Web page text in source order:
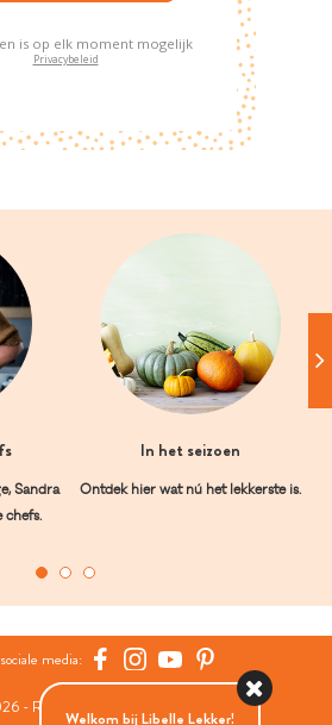
is op elk moment mogelijk
Privacybeleid
Sandra
chefs.
In het seizoen
Ontdek hier wat nú het lekkerste is.
media:
- Roularta Media Group
Welkom bij Libelle Lekker!